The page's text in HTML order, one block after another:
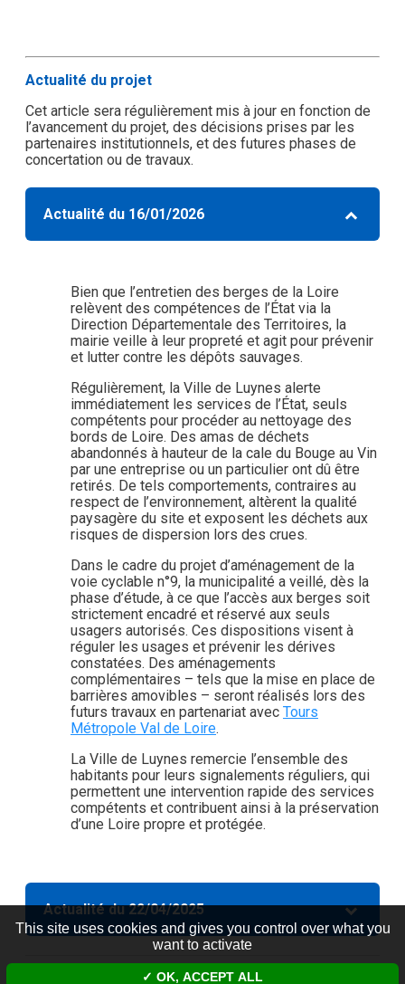
Actualité du projet
Cet article sera régulièrement mis à jour en fonction de
l’avancement du projet, des décisions prises par les
partenaires institutionnels, et des futures phases de
concertation ou de travaux.
Actualité du 16/01/2026
Bien que l’entretien des berges de la Loire
relèvent des compétences de l’État via la
Direction Départementale des Territoires, la
mairie veille à leur propreté et agit pour prévenir
et lutter contre les dépôts sauvages.
Régulièrement, la Ville de Luynes alerte
immédiatement les services de l’État, seuls
compétents pour procéder au nettoyage des
bords de Loire. Des amas de déchets
abandonnés à hauteur de la cale du Bouge au Vin
par une entreprise ou un particulier ont dû être
retirés. De tels comportements, contraires au
respect de l’environnement, altèrent la qualité
paysagère du site et exposent les déchets aux
risques de dispersion lors des crues.
Dans le cadre du projet d’aménagement de la
voie cyclable n°9, la municipalité a veillé, dès la
phase d’étude, à ce que l’accès aux berges soit
strictement encadré et réservé aux seuls
usagers autorisés. Ces dispositions visent à
réguler les usages et prévenir les dérives
constatées. Des aménagements
complémentaires – tels que la mise en place de
barrières amovibles – seront réalisés lors des
futurs travaux en partenariat avec Tours
Métropole Val de Loire.
La Ville de Luynes remercie l’ensemble des
habitants pour leurs signalements réguliers, qui
permettent une intervention rapide des services
compétents et contribuent ainsi à la préservation
d’une Loire propre et protégée.
Actualité du 22/04/2025
This site uses cookies and gives you control over what you
want to activate
OK, ACCEPT ALL